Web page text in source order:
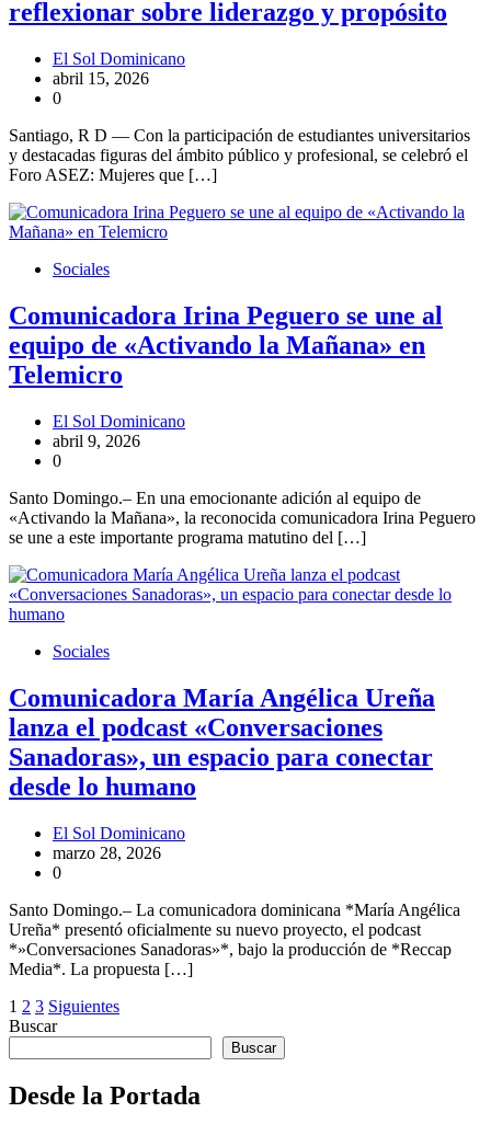
reflexionar sobre liderazgo y propósito
El Sol Dominicano
abril 15, 2026
0
Santiago, R D — Con la participación de estudiantes universitarios
y destacadas figuras del ámbito público y profesional, se celebró el
Foro ASEZ: Mujeres que […]
Sociales
Comunicadora Irina Peguero se une al
equipo de «Activando la Mañana» en
Telemicro
El Sol Dominicano
abril 9, 2026
0
Santo Domingo.– En una emocionante adición al equipo de
«Activando la Mañana», la reconocida comunicadora Irina Peguero
se une a este importante programa matutino del […]
Sociales
Comunicadora María Angélica Ureña
lanza el podcast «Conversaciones
Sanadoras», un espacio para conectar
desde lo humano
El Sol Dominicano
marzo 28, 2026
0
Santo Domingo.– La comunicadora dominicana *María Angélica
Ureña* presentó oficialmente su nuevo proyecto, el podcast
*»Conversaciones Sanadoras»*, bajo la producción de *Reccap
Media*. La propuesta […]
Paginación
de
entradas
1 2 3 Siguientes
Buscar
Buscar
Desde la Portada